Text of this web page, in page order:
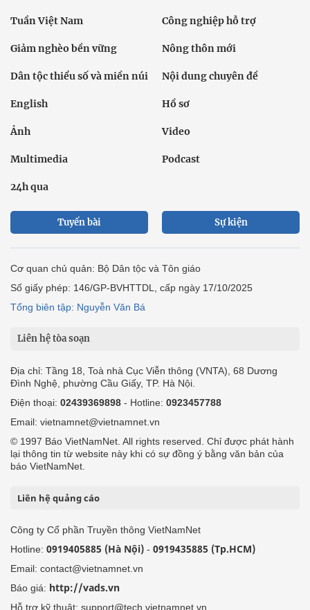
Tuần Việt Nam Công nghiệp hỗ trợ
Giảm nghèo bền vững Nông thôn mới
Dân tộc thiểu số và miền núi Nội dung chuyên đề
English Hồ sơ
Ảnh Video
Multimedia Podcast
24h qua
Tuyến bài Sự kiện
Cơ quan chủ quản: Bộ Dân tộc và Tôn giáo
Số giấy phép: 146/GP-BVHTTDL, cấp ngày 17/10/2025
Tổng biên tập: Nguyễn Văn Bá
Liên hệ tòa soạn
Địa chỉ: Tầng 18, Toà nhà Cục Viễn thông (VNTA), 68 Dương
Đình Nghệ, phường Cầu Giấy, TP. Hà Nội.
Điện thoại: 02439369898 - Hotline: 0923457788
Email: vietnamnet@vietnamnet.vn
© 1997 Báo VietNamNet. All rights reserved. Chỉ được phát hành
lại thông tin từ website này khi có sự đồng ý bằng văn bản của
báo VietNamNet.
Liên hệ quảng cáo
Công ty Cổ phần Truyền thông VietNamNet
Hotline: 0919405885 (Hà Nội) - 0919435885 (Tp.HCM)
Email: contact@vietnamnet.vn
Báo giá: http://vads.vn
Hỗ trợ kỹ thuật: support@tech.vietnamnet.vn